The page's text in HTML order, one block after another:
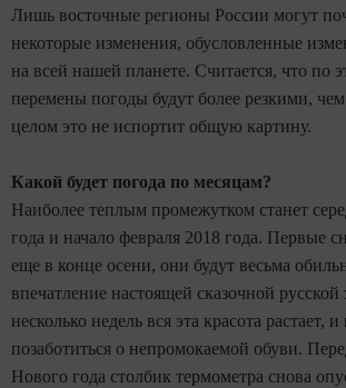
Лишь восточные регионы России могут
некоторые изменения, обусловленные
на всей нашей планете. Считается, что по
перемены погоды будут более резкими,
целом это не испортит общую картину.
Какой будет погода по месяцам?
Наиболее теплым промежутком станет
года и начало февраля 2018 года. Первые
еще в конце осени, они будут весьма
впечатление настоящей сказочной
несколько недель вся эта красота растает,
позаботиться о непромокаемой обуви.
Нового года столбик термометра снова